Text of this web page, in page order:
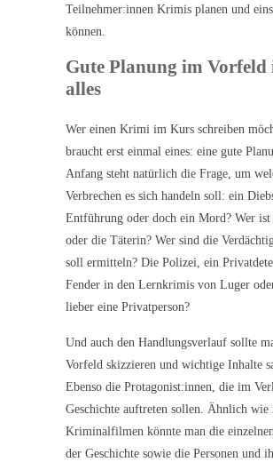
Teilnehmer:innen Krimis planen und
können.
Gute Planung im Vorfeld
alles
Wer einen Krimi im Kurs schreiben
braucht erst einmal eines: eine gute
Anfang steht natürlich die Frage, um
Verbrechen es sich handeln soll: ein
Entführung oder doch ein Mord? Wer
oder die Täterin? Wer sind die
soll ermitteln? Die Polizei, ein
Fender in den Lernkrimis von Luger
lieber eine Privatperson?
Und auch den Handlungsverlauf sollte
Vorfeld skizzieren und wichtige Inhalte
Ebenso die Protagonist:innen, die im
Geschichte auftreten sollen. Ähnlich wie
Kriminalfilmen könnte man die
der Geschichte sowie die Personen und